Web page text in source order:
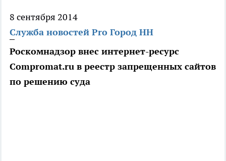
8 сентября 2014
Служба новостей Pro Город НН
Роскомнадзор внес интернет-ресурс
Compromat.ru в реестр запрещенных сайтов
по решению суда